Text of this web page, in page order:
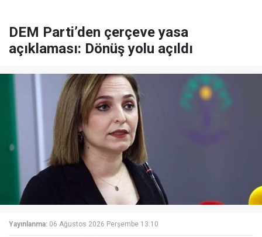
DEM Parti’den çerçeve yasa
açıklaması: Dönüş yolu açıldı
Yayınlanma: 06 Ağustos 2026 Perşembe 13:10